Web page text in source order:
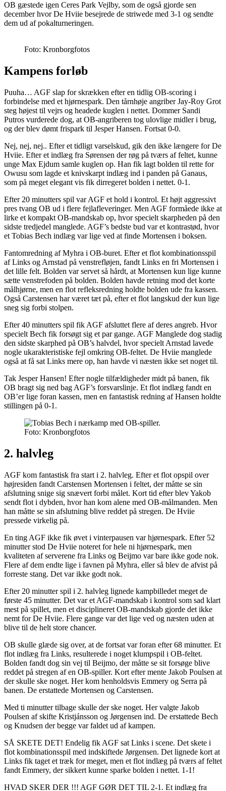
OB gæstede igen Ceres Park Vejlby, som de også gjorde sen
december hvor De Hviie besejrede de striwede med 3-1 og sendte
dem ud af pokalturneringen.
Foto: Kronborgfotos
Kampens forløb
Puuha… AGF slap for skrækken efter en tidlig OB-scoring i
forbindelse med et hjørnespark. Den tårnhøje angriber Jay-Roy Grot
steg højest til vejrs og headede kuglen i nettet. Dommer Sandi
Putros vurderede dog, at OB-angriberen tog ulovlige midler i brug,
og der blev dømt frispark til Jesper Hansen. Fortsat 0-0.
Nej, nej, nej.. Efter et tidligt varselskud, gik den ikke længere for De
Hviie. Efter et indlæg fra Sørensen der røg på tværs af feltet, kunne
unge Max Ejdum samle kuglen op. Han fik lagt bolden til rette for
Owusu som lagde et knivskarpt indlæg ind i panden på Ganaus,
som på meget elegant vis fik dirregeret bolden i nettet. 0-1.
Efter 20 minutters spil var AGF et hold i kontrol. Et højt aggressivt
pres tvang OB ud i flere fejlafleveringer. Men AGF formåede ikke at
lirke et kompakt OB-mandskab op, hvor specielt skarpheden på den
sidste tredjedel manglede. AGF’s bedste bud var et kontrastød, hvor
et Tobias Bech indlæg var lige ved at finde Mortensen i boksen.
Fantomredning af Myhra i OB-buret. Efter et flot kombinationsspil
af Links og Arnstad på venstrefløjen, fandt Links en fri Mortensen i
det lille felt. Bolden var servet så hårdt, at Mortensen kun lige kunne
sætte venstrefoden på bolden. Bolden havde retning mod det korte
målhjørne, men en flot refleksredning holdte bolden ude fra kassen.
Også Carstensen har været tæt på, efter et flot langskud der kun lige
sneg sig forbi stolpen.
Efter 40 minutters spil fik AGF afsluttet flere af deres angreb. Hvor
specielt Bech fik forsøgt sig et par gange. AGF Manglede dog stadig
den sidste skarphed på OB’s halvdel, hvor specielt Arnstad lavede
nogle ukarakteristiske fejl omkring OB-feltet. De Hviie manglede
også at få sat Links mere op, han havde vi næsten ikke set noget til.
Tak Jesper Hansen! Efter nogle tilfældigheder midt på banen, fik
OB bragt sig ned bag AGF’s forsvarslinje. Et flot indlæg fandt en
OB’er lige foran kassen, men en fantastisk redning af Hansen holdte
stillingen på 0-1.
Foto: Kronborgfotos
2. halvleg
AGF kom fantastisk fra start i 2. halvleg. Efter et flot opspil over
højresiden fandt Carstensen Mortensen i feltet, der måtte se sin
afslutning snige sig snævert forbi målet. Kort tid efter blev Yakob
sendt flot i dybden, hvor han kom alene med OB-målmanden. Men
han måtte se sin afslutning blive reddet på stregen. De Hviie
pressede virkelig på.
En ting AGF ikke fik øvet i vinterpausen var hjørnespark. Efter 52
minutter stod De Hviie noteret for hele ni hjørnespark, men
kvaliteten af serverene fra Links og Beijmo var bare ikke gode nok.
Flere af dem endte lige i favnen på Myhra, eller så blev de afvist på
forreste stang. Det var ikke godt nok.
Efter 20 minutter spil i 2. halvleg lignede kampbilledet meget de
første 45 minutter. Det var et AGF-mandskab i kontrol som sad klart
mest på spillet, men et disciplineret OB-mandskab gjorde det ikke
nemt for De Hviie. Flere gange var det lige ved og næsten uden at
blive til de helt store chancer.
OB skulle glæde sig over, at de fortsat var foran efter 68 minutter. Et
flot indlæg fra Links, resulterede i noget klumpspil i OB-feltet.
Bolden fandt dog sin vej til Beijmo, der måtte se sit forsøge blive
reddet på stregen af en OB-spiller. Kort efter mente Jakob Poulsen at
der skulle ske noget. Her kom henholdsvis Emmery og Serra på
banen. De erstattede Mortensen og Carstensen.
Med ti minutter tilbage skulle der ske noget. Her valgte Jakob
Poulsen af skifte Kristjánsson og Jørgensen ind. De erstattede Bech
og Knudsen der begge var faldet ud af kampen.
SÅ SKETE DET! Endelig fik AGF sat Links i scene. Det skete i
flot kombinationsspil med indskiftede Jørgensen. Det lignede kort at
Links fik taget et træk for meget, men et flot indlæg på tværs af feltet
fandt Emmery, der sikkert kunne sparke bolden i nettet. 1-1!
HVAD SKER DER !!! AGF GØR DET TIL 2-1. Et indlæg fra